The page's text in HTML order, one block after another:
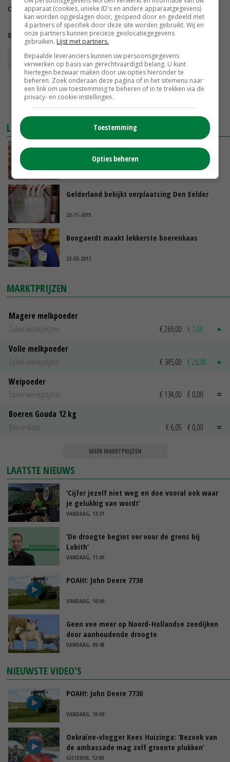
op.'
Bekijk meer over:
boerenzuivel
LEES OOK
Streekzuivel Delflandshof breekt door in
14-01-2017
Gelderland bekijkt verplaatsing Den Eelder
23-11-2015
Boogaerdt maakt lekkerste boerenkaas
23-03-2012
MARKTPRIJZEN
Magere melkpoeder
Zuivel weekprijzen
€ 269,00 € 7,00
Volle melkpoeder
Zuivel weekprijzen
€ 345,00 € 20,00
Weipoeder
Zuivel weekprijzen
€ 134,00 € 0,00
Boeren Gouda 12 kg
Boerenkaas
€ 6,05 € 0,00
MEER MARKTPRIJZEN
LAATSTE NIEUWS
‘Cijfer jezelf niet weg en doe vooral ook waar
je gelukkig van wordt’
VANDAAG, 13:31
‘De droogte begint ver voor de grens bij
Lobith’
VANDAAG, 11:00
POAH!: John Deere 7730
VANDAAG, 10:00
Geen vee meer op Noord-Hollandse zeedijken
door aanhoudende droogte
VANDAAG, 09:48
NIEUWSTE VIDEO'S
POAH!: John Deere 7730
VANDAAG, 10:00
Oekraïne-vlogger Kees Huizinga: ‘Bezoek van
de ambassade mag zelf groente plukken’
GISTEREN, 12:00
apparaat (cookies, unieke ID's en andere apparaatgegevens)
kan worden opgeslagen door, geopend door en gedeeld met
4 partners of specifiek door deze site worden gebruikt. Wij en
onze partners kunnen precieze geolocatiegegevens
gebruiken. Lijst met partners.
Bepaalde leveranciers kunnen uw persoonsgegevens
verwerken op basis van gerechtvaardigd belang. U kunt
hiertegen bezwaar maken door uw opties hieronder te
beheren. Zoek onderaan deze pagina of in het sitemenu naar
een link om uw toestemming te beheren of in te trekken via de
privacy- en cookie-instellingen.
Toestemming
Opties beheren